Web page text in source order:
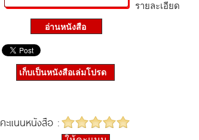
รายละเอียด
เก็บเป็นหนังสือเล่มโปรด
คะแนนหนังสือ :